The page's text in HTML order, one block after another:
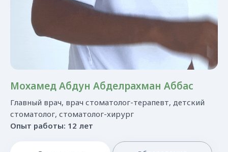
Мохамед Абдун Абделрахман Аббас
Главный врач, врач стоматолог-терапевт, детский
стоматолог, стоматолог-хирург
Опыт работы: 12 лет